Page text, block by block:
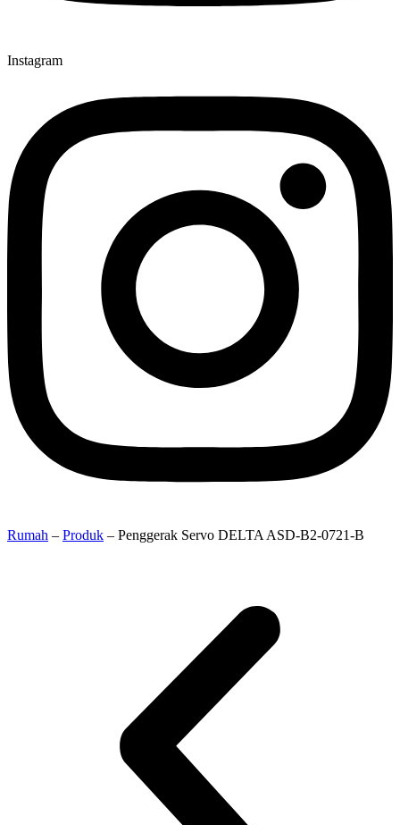
Instagram
Rumah – Produk – Penggerak Servo DELTA ASD-B2-0721-B